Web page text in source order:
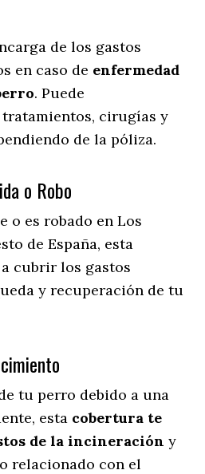
de los gastos
en caso de enfermedad
. Puede
cirugías y
de la póliza.
o Robo
o es robado en Los
de España, esta
cubrir los gastos
y recuperación de tu
tu perro debido a una
esta cobertura te
de la incineración y
relacionado con el